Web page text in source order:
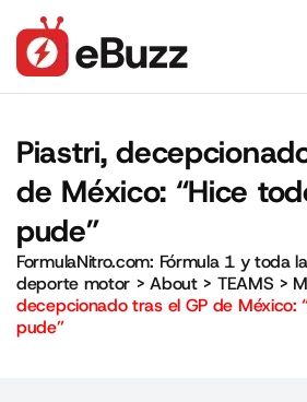
Piastri,
de México: “Hice
pude”
FormulaNitro.com: Fórmula 1 y toda
deporte motor >About> TEAMS >
decepcionado tras el GP de México:
pude”